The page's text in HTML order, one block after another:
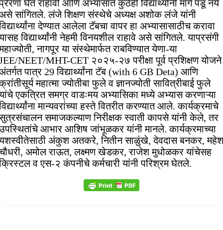
घेत राहावी आणि अभ्यासात कुठेही विद्यार्थ्यांनी मागे पडू नये
सांगितले. लंजे शिक्षण संस्थेचे अध्यक्ष अशोक लंजे यांनी
देण्यात आलेला टॅबचा वापर हा अभ्यासासाठीच करावा
विद्यार्थ्यांनी नेहमी विनयशील राहावे असे सांगितले. याप्रसंगी
नागपूर या संस्थेमार्फत राबविण्यात येणा-या
NEET/MHT-CET २०२५-२७ परीक्षा पूर्व प्रशिक्षण योजने
पात्र 29 विद्यार्थ्यांना टॅब (with 6 GB Deta) आणि
महात्मा ज्योतीबा फुले व ज्ञानज्योती सावित्रीबाई फुले
एकत्रित समग्र वाडःमय अभ्यासिका मध्ये अभ्यास करणाऱ्या
मान्यवरांच्या हस्ते वितरीत करण्यात आले. कार्यक्रमाचे
समाजकल्याण निरीक्षक स्वाती कापसे यांनी केले, तर
आभार आशिष जांभूळकर यांनी मानले. कार्यक्रमाच्या
अंकुश अतकरे, नितीन साळुंखे, देवदास बनकर, महेश
अमोल राऊत, लक्ष्मण खेडकर, राजेश मुधोळकर यांचेसह
व एस-२ कंपनीचे कर्मचारी यांनी परिश्रम घेतले.